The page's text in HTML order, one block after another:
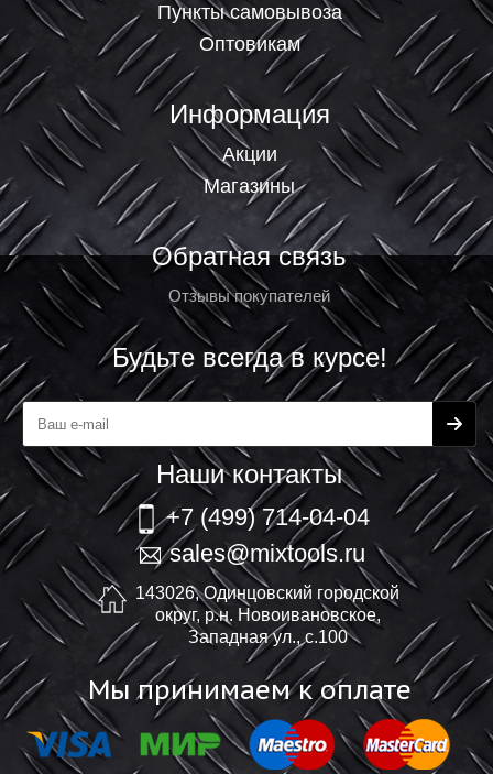
Пункты самовывоза
Оптовикам
Информация
Акции
Магазины
Обратная связь
Отзывы покупателей
Будьте всегда в курсе!
Наши контакты
+7 (499) 714-04-04
sales@mixtools.ru
143026, Одинцовский городской
округ, р.н. Новоивановское,
Западная ул., с.100
Мы принимаем к оплате